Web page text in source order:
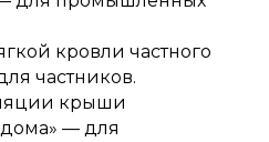
кровли частного
частников.
крыши
— для